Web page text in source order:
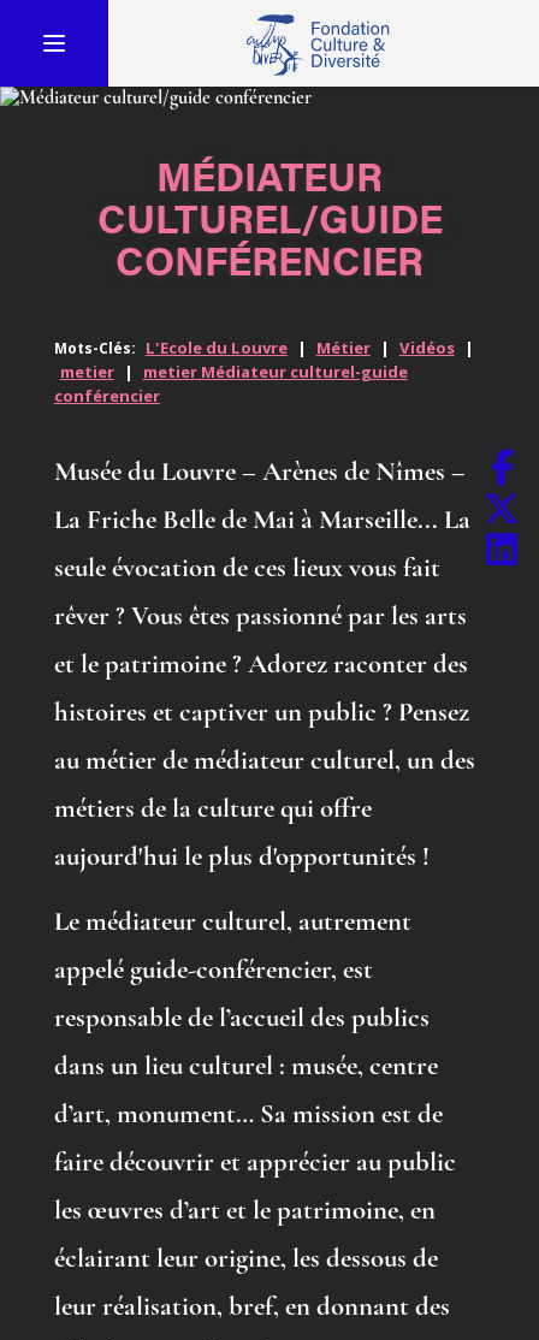
MÉDIATEUR
CULTUREL/GUIDE
CONFÉRENCIER
Mots-Clés: L'Ecole du Louvre | Métier | Vidéos
|
metier
|
metier Médiateur culturel-guide
conférencier
Musée du Louvre – Arènes de Nîmes –
La Friche Belle de Mai à Marseille... La
seule évocation de ces lieux vous fait
rêver ? Vous êtes passionné par les arts
et le patrimoine ? Adorez raconter des
histoires et captiver un public ? Pensez
au métier de médiateur culturel, un des
métiers de la culture qui offre
aujourd'hui le plus d'opportunités !
Le médiateur culturel, autrement
appelé guide-conférencier, est
responsable de l’accueil des publics
dans un lieu culturel : musée, centre
d’art, monument… Sa mission est de
faire découvrir et apprécier au public
les œuvres d’art et le patrimoine, en
éclairant leur origine, les dessous de
leur réalisation, bref, en donnant des